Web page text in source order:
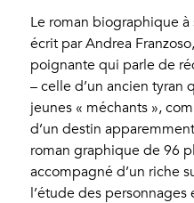
Le roman biographique à
écrit par Andrea
poignante qui parle de
– celle d’un ancien tyran
jeunes « méchants »,
d’un destin
roman graphique de 96
accompagné d’un riche
l’étude des